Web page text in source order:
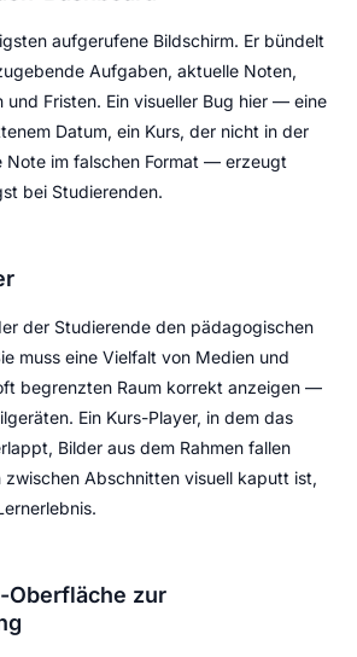
aufgerufene Bildschirm. Er bündelt
Aufgaben, aktuelle Noten,
und Fristen. Ein visueller Bug hier — eine
Datum, ein Kurs, der nicht in der
Note im falschen Format — erzeugt
bei Studierenden.
der Studierende den pädagogischen
muss eine Vielfalt von Medien und
begrenzten Raum korrekt anzeigen —
Ein Kurs-Player, in dem das
Bilder aus dem Rahmen fallen
Abschnitten visuell kaputt ist,
Oberfläche zur